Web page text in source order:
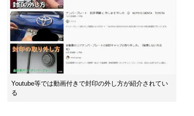
Youtube等では動画付きで封印の外し方が紹介されてい
る